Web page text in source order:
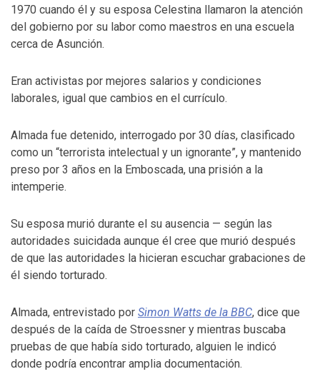
1970 cuando él y su esposa Celestina llamaron la atención
del gobierno por su labor como maestros en una escuela
cerca de Asunción.
Eran activistas por mejores salarios y condiciones
laborales, igual que cambios en el currículo.
Almada fue detenido, interrogado por 30 días, clasificado
como un “terrorista intelectual y un ignorante”, y mantenido
preso por 3 años en la Emboscada, una prisión a la
intemperie.
Su esposa murió durante el su ausencia — según las
autoridades suicidada aunque él cree que murió después
de que las autoridades la hicieran escuchar grabaciones de
él siendo torturado.
Almada, entrevistado por Simon Watts de la BBC, dice que
después de la caída de Stroessner y mientras buscaba
pruebas de que había sido torturado, alguien le indicó
donde podría encontrar amplia documentación.